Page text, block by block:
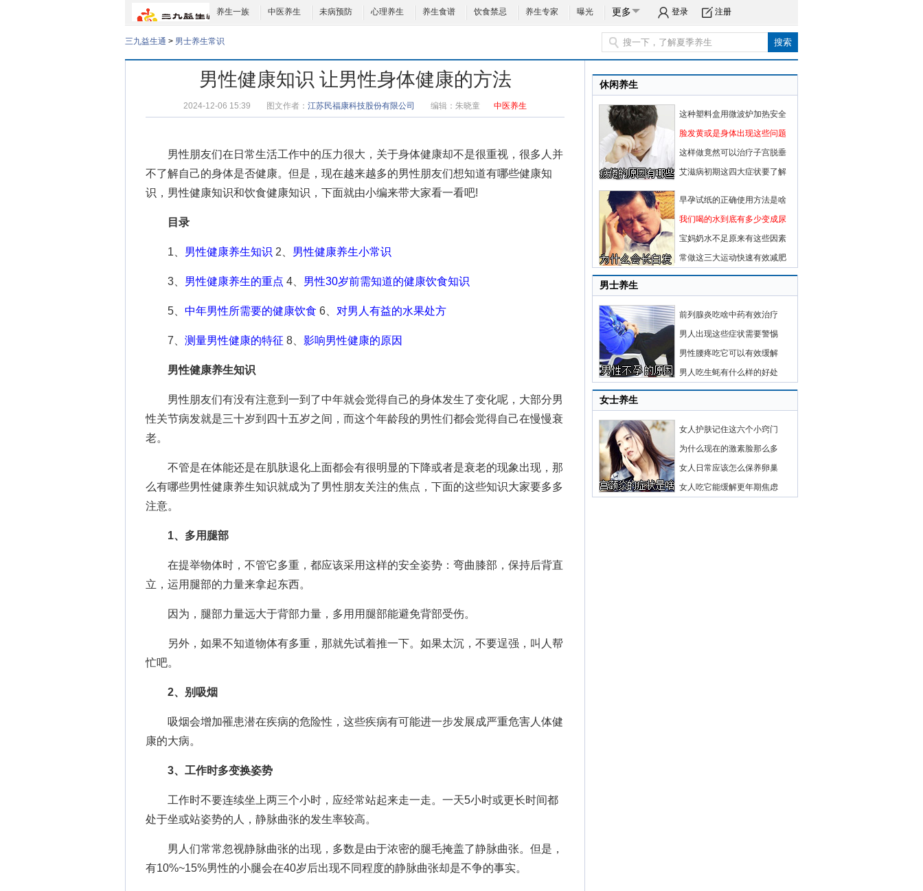
养生一族 中医养生 未病预防 心理养生 养生食谱 饮食禁忌 养生专家 曝光 更多 登录 注册
三九益生通 > 男士养生常识
男性健康知识 让男性身体健康的方法
2024-12-06 15:39 图文作者： 江苏民福康科技股份有限公司 编辑： 朱晓童 中医养生
男性朋友们在日常生活工作中的压力很大，关于身体健康却不是很重视，很多人并
不了解自己的身体是否健康。但是，现在越来越多的男性朋友们想知道有哪些健康知
识 ， 男性健康知识和饮食健康知识 ，下面就由小编来带大家看一看吧!
目录
1、 男性健康养生知识 2、 男性健康养生小常识
3、 男性健康养生的重点 4、 男性30岁前需知道的健康饮食知识
5、 中年男性所需要的健康饮食 6、 对男人有益的水果处方
7、 测量男性健康的特征 8、 影响男性健康的原因
男性健康养生知识
男性朋友们有没有注意到一到了中年就会觉得自己的身体发生了变化呢，大部分男
性关节病发就是三十岁到四十五岁之间，而这个年龄段的男性们都会觉得自己在慢慢衰
老。
不管是在体能还是在肌肤退化上面都会有很明显的下降或者是衰老的现象出现，那
么有哪些男性健康养生知识就成为了男性朋友关注的焦点，下面的这些知识大家要多多
注意。
1、多用腿部
在提举物体时，不管它多重，都应该采用这样的安全姿势：弯曲膝部，保持后背直
立，运用腿部的力量来拿起东西。
因为，腿部力量远大于背部力量，多用用腿部能避免背部受伤。
另外，如果不知道物体有多重，那就先试着推一下。如果太沉，不要逞强，叫人帮
忙吧。
2、别吸烟
吸烟会增加罹患潜在疾病的危险性，这些疾病有可能进一步发展成严重危害人体健
康的大病。
3、工作时多变换姿势
工作时不要连续坐上两三个小时，应经常站起来走一走。一天5小时或更长时间都
处于坐或站姿势的人，静脉曲张的发生率较高。
男人们常常忽视静脉曲张的出现，多数是由于浓密的腿毛掩盖了静脉曲张。但是，
有10%~15%男性的小腿会在40岁后出现不同程度的静脉曲张却是不争的事实。
休闲养生
这种塑料盒用微波炉加热安全
脸发黄或是身体出现这些问题
这样做竟然可以治疗子宫脱垂
艾滋病初期这四大症状要了解
早孕试纸的正确使用方法是啥
我们喝的水到底有多少变成尿
宝妈奶水不足原来有这些因素
常做这三大运动快速有效减肥
男士养生
前列腺炎吃啥中药有效治疗
男人出现这些症状需要警惕
男性腰疼吃它可以有效缓解
男人吃生蚝有什么样的好处
女士养生
女人护肤记住这六个小窍门
为什么现在的激素脸那么多
女人日常应该怎么保养卵巢
女人吃它能缓解更年期焦虑